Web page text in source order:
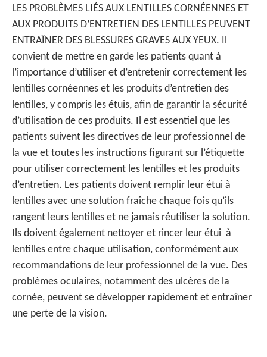
LES PROBLÈMES LIÉS AUX LENTILLES CORNÉENNES ET
AUX PRODUITS D’ENTRETIEN DES LENTILLES PEUVENT
ENTRAÎNER DES BLESSURES GRAVES AUX YEUX. Il
convient de mettre en garde les patients quant à
l’importance d’utiliser et d’entretenir correctement les
lentilles cornéennes et les produits d’entretien des
lentilles, y compris les étuis, afin de garantir la sécurité
d’utilisation de ces produits. Il est essentiel que les
patients suivent les directives de leur professionnel de
la vue et toutes les instructions figurant sur l’étiquette
pour utiliser correctement les lentilles et les produits
d’entretien. Les patients doivent remplir leur étui à
lentilles avec une solution fraîche chaque fois qu’ils
rangent leurs lentilles et ne jamais réutiliser la solution.
Ils doivent également nettoyer et rincer leur étui à
lentilles entre chaque utilisation, conformément aux
recommandations de leur professionnel de la vue. Des
problèmes oculaires, notamment des ulcères de la
cornée, peuvent se développer rapidement et entraîner
une perte de la vision.